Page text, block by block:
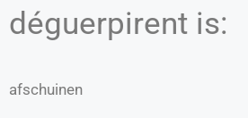
déguerpirent is:
afschuinen